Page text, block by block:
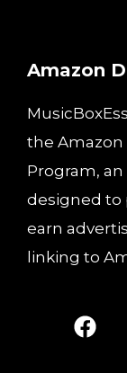
Amazon
the Amazon
Program,
designed to
earn
linking to